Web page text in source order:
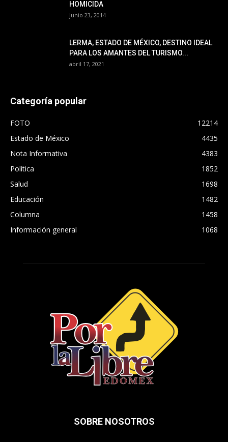
HOMICIDA
junio 23, 2014
LERMA, ESTADO DE MÉXICO, DESTINO IDEAL
PARA LOS AMANTES DEL TURISMO...
abril 17, 2021
Categoría popular
FOTO
12214
Estado de México
4435
Nota Informativa
4383
Política
1852
Salud
1698
Educación
1482
Columna
1458
Información general
1068
SOBRE NOSOTROS